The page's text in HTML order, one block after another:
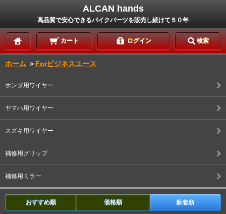
ALCAN hands
高品質で安心できるバイクパーツを販売し続けて５０年
カート ログイン 検索
ホーム ＞ Forビジネスユース
ホンダ用ワイヤー
ヤマハ用ワイヤー
スズキ用ワイヤー
補修用グリップ
補修用ミラー
おすすめ順 価格順 新着順